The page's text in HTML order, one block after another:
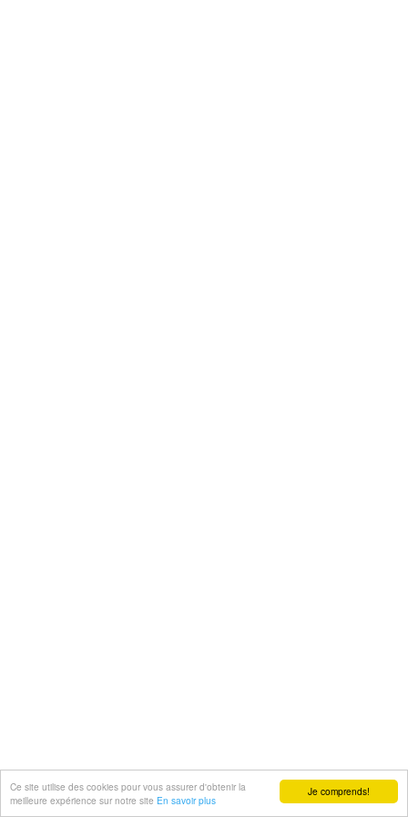
Je comprends!
Ce site utilise des cookies pour vous assurer d'obtenir la
meilleure expérience sur notre site En savoir plus